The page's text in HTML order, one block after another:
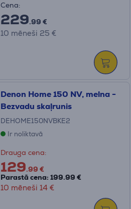
Cena:
229.99 €
10 mēneši 25 €
Denon Home 150 NV, melna -
Bezvadu skaļrunis
DEHOME150NVBKE2
Ir noliktavā
Drauga cena:
129.99 €
Parastā cena: 199.99 €
10 mēneši 14 €